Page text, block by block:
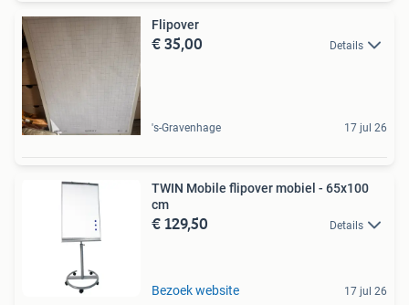
Flipover
€ 35,00 Details
's-Gravenhage 17 jul 26
TWIN Mobile flipover mobiel - 65x100
cm
€ 129,50 Details
Bezoek website 17 jul 26